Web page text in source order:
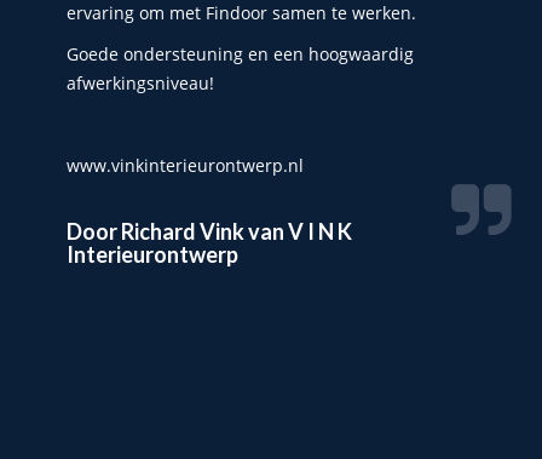
ervaring om met Findoor samen te werken.
Goede ondersteuning en een hoogwaardig
afwerkingsniveau!
www.vinkinterieurontwerp.nl
DoorRichard Vink van V I N K
Interieurontwerp